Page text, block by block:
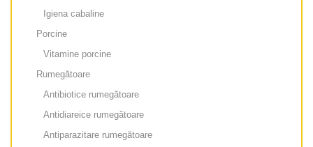
Igiena cabaline
Porcine
Vitamine porcine
Rumegătoare
Antibiotice rumegătoare
Antidiareice rumegătoare
Antiparazitare rumegătoare